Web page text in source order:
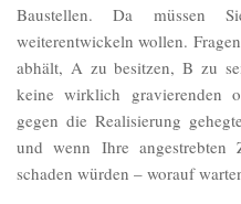
Baustellen. Da müssen
weiterentwickeln wollen.
abhält, A zu besitzen, B zu
keine wirklich gravierenden
gegen die Realisierung
und wenn Ihre angestrebten
schaden würden – worauf